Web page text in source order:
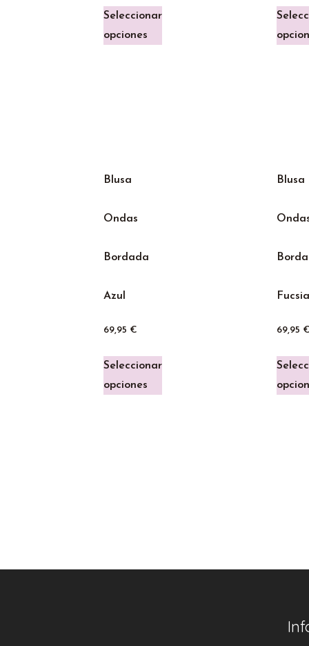
Seleccionar
opciones
Blusa
Ondas
Bordada
Azul
69,95 €
Seleccionar
opciones
Blusa
Fucsia
69,95